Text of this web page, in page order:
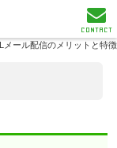
メール配信のメリットと特徴
CONTACT